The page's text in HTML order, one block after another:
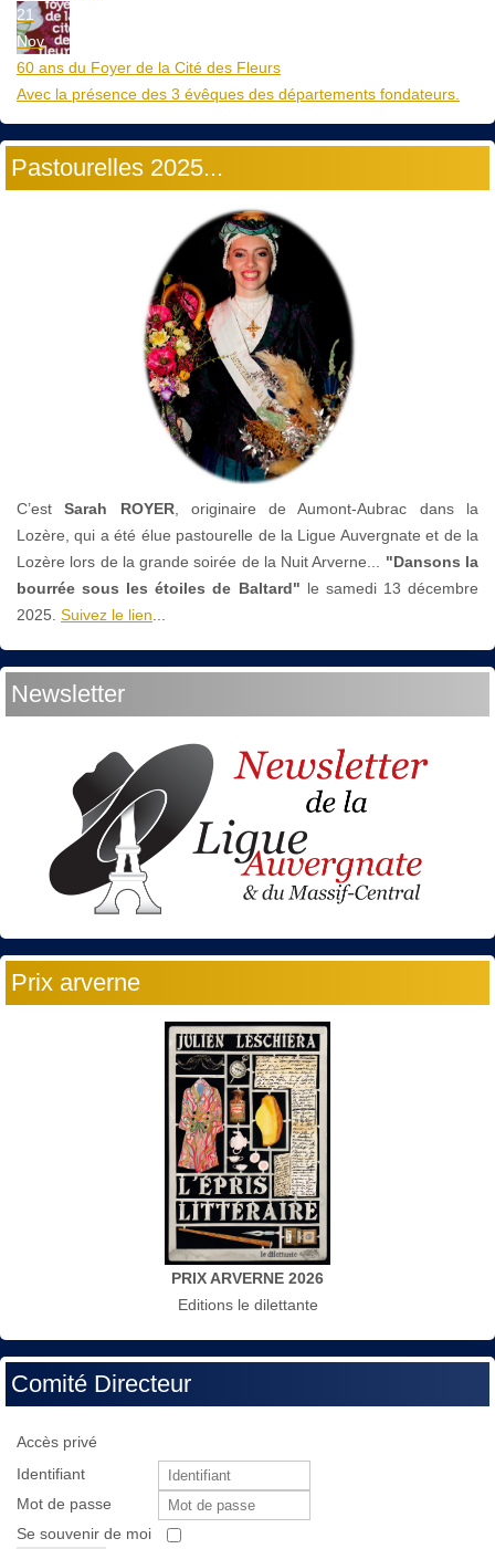
21
Nov
60 ans du Foyer de la Cité des Fleurs
Avec la présence des 3 évêques des départements fondateurs.
Pastourelles 2025...
C’estSarah ROYER, originaire de Aumont-Aubrac dans la
Lozère, qui a été élue pastourelle de la Ligue Auvergnate et de la
Lozère lors de la grande soirée de la Nuit Arverne...
"Dansons la
bourrée sous les étoiles de Baltard" le samedi 13 décembre
2025. Suivez le lien
Newsletter
Prix arverne
PRIX ARVERNE 2026
Editions le dilettante
Comité Directeur
Accès privé
Identifiant
Mot de passe
Se souvenir de moi